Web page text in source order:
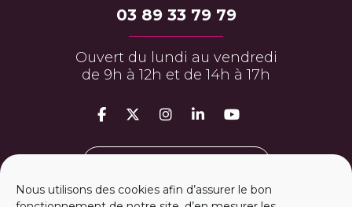
Nous utilisons des cookies afin d’assurer le bon
03 89 33 79 79
Ouvert du lundi au vendredi
de 9h à 12h et de 14h à 17h